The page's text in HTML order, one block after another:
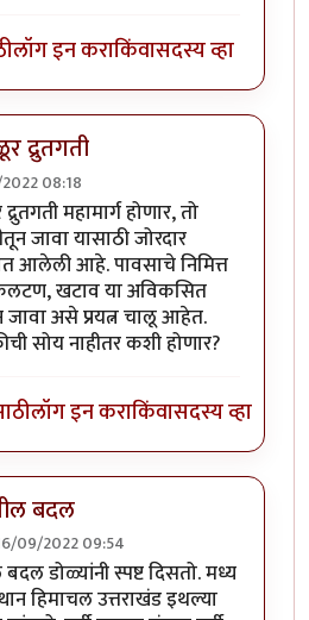
लॉग इन कराकिंवासदस्य व्हा
द्रुतगती
08:18
byटर्मीनेटर
महामार्ग होणार, तो
जावा यासाठी जोरदार
आलेली आहे. पावसाचे निमित्त
खटाव या अविकसित
जावा असे प्रयत्न चालू आहेत.
सोय नाहीतर कशी होणार?
लॉग इन कराकिंवासदस्य व्हा
बदल
09/2022 09:54
byस्वधर्म
डोळ्यांनी स्पष्ट दिसतो. मध्य
हिमाचल उत्तराखंड इथल्या